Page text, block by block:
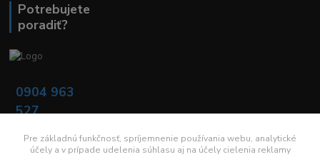
Potrebujete
poradiť?
0904 963
527
16:00
Pre základnú funkčnosť, spríjemnenie používania webu, analytické
účely a v prípade udelenia súhlasu aj na účely cielenia reklamy